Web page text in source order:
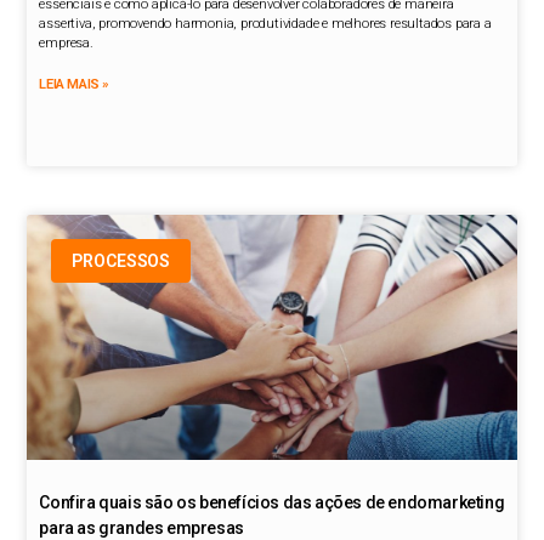
essenciais e como aplicá-lo para desenvolver colaboradores de maneira
assertiva, promovendo harmonia, produtividade e melhores resultados para a
empresa.
LEIA MAIS »
PROCESSOS
Confira quais são os benefícios das ações de endomarketing
para as grandes empresas